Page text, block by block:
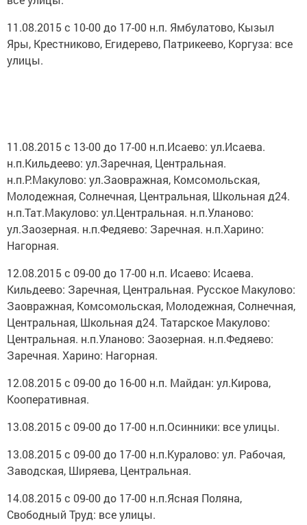
11.08.2015 с 10-00 до 17-00 н.п. Ямбулатово, Кызыл
Яры, Крестниково, Егидерево, Патрикеево, Коргуза: все
улицы.
11.08.2015 с 13-00 до 17-00 н.п.Исаево: ул.Исаева.
н.п.Кильдеево: ул.Заречная, Центральная.
н.п.Р.Макулово: ул.Заовражная, Комсомольская,
Молодежная, Солнечная, Центральная, Школьная д24.
н.п.Тат.Макулово: ул.Центральная. н.п.Уланово:
ул.Заозерная. н.п.Федяево: Заречная. н.п.Харино:
Нагорная.
12.08.2015 с 09-00 до 17-00 н.п. Исаево: Исаева.
Кильдеево: Заречная, Центральная. Русское Макулово:
Заовражная, Комсомольская, Молодежная, Солнечная,
Центральная, Школьная д24. Татарское Макулово:
Центральная. н.п.Уланово: Заозерная. н.п.Федяево:
Заречная. Харино: Нагорная.
12.08.2015 с 09-00 до 16-00 н.п. Майдан: ул.Кирова,
Кооперативная.
13.08.2015 с 09-00 до 17-00 н.п.Осинники: все улицы.
13.08.2015 с 09-00 до 17-00 н.п.Куралово: ул. Рабочая,
Заводская, Ширяева, Центральная.
14.08.2015 с 09-00 до 17-00 н.п.Ясная Поляна,
Свободный Труд: все улицы.